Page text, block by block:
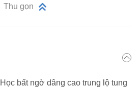
Thu gọn
bất ngờ dâng cao trung lộ tung